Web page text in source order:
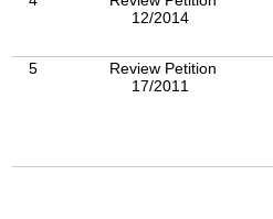
12/2014
5
Review Petition
17/2011